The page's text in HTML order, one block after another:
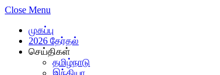
Close Menu
முகப்பு
2026 தேர்தல்
செய்திகள்
தமிழ்நாடு
இந்தியா